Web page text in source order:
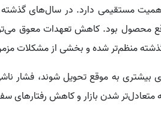
مستقیمی دارد. در سال‌های گذشته
محصول بود. کاهش تعهدات معوق
منظم‌تر شده و بخشی از مشکلات
بیشتری به موقع تحویل شوند، فشار
شدن بازار و کاهش رفتارهای